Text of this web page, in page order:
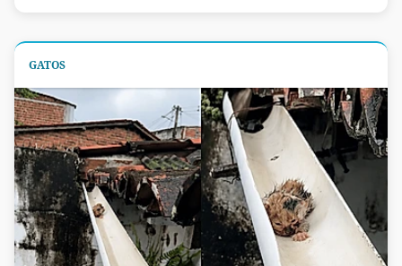
GATOS